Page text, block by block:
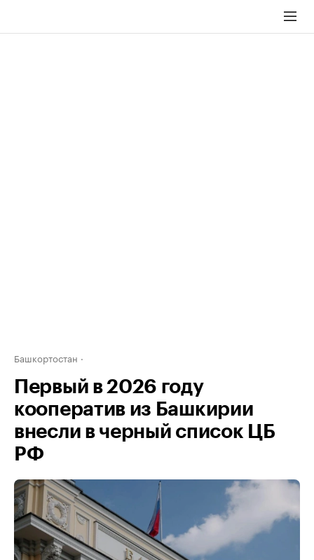
Башкортостан
Первый в 2026 году
кооператив из Башкирии
внесли в черный список ЦБ
РФ